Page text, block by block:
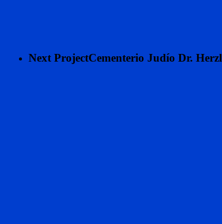
Next ProjectCementerio Judío Dr. Herzl